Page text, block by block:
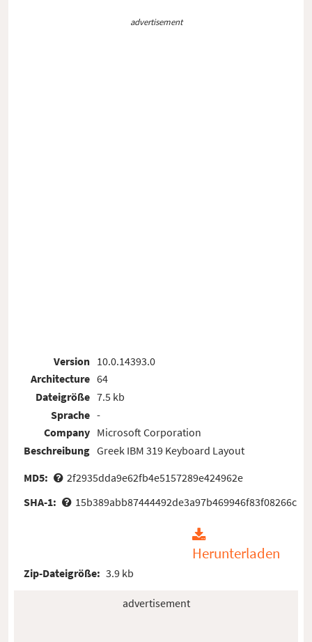
advertisement
Version
Architecture
Dateigröße
Sprache
Company
Beschreibung
10.0.14393.0
64
7.5 kb
-
Microsoft Corporation
Greek IBM 319 Keyboard Layout
MD5:
2f2935dda9e62fb4e5157289e424962e
SHA-1:
15b389abb87444492de3a97b469946f83f08266c
Herunterladen
Zip-Dateigröße: 3.9 kb
advertisement